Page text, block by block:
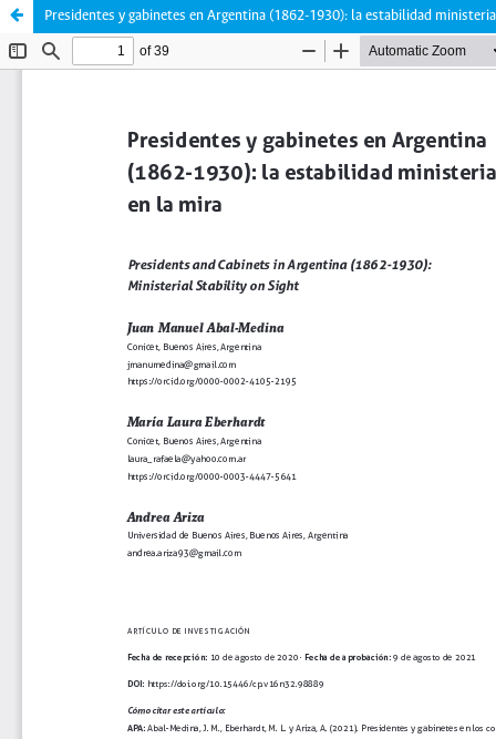
Presidentes y gabinetes en Argentina (1862-1930): la estabilidad